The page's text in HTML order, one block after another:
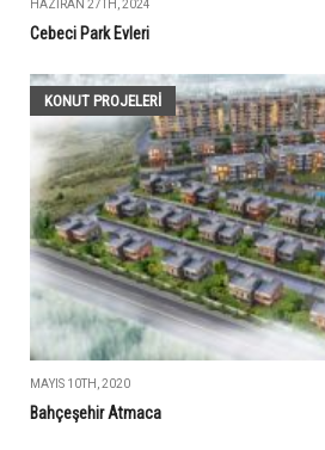
HAZIRAN 27TH, 2024
Cebeci Park Evleri
KONUT PROJELERI
MAYIS 10TH, 2020
Bahçeşehir Atmaca